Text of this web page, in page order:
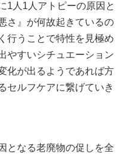
1人1人アトピーの原因と
さ』が何故起きているの
行うことで特性を見極め
やすいシチュエーション
化が出るようであれば方
セルフケアに繋げていき
となる老廃物の促しを全